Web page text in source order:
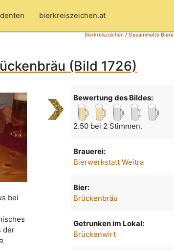
bierkreiszeichen.at
Bierkreiszeichen/Gesammelte Biere
(Bild 1726)
bei
der
Bewertung des Bildes:
2.50 bei 2 Stimmen.
Brauerei:
Bierwerkstatt Weitra
Bier:
Brückenbräu
Getrunken im Lokal:
Brückenwirt